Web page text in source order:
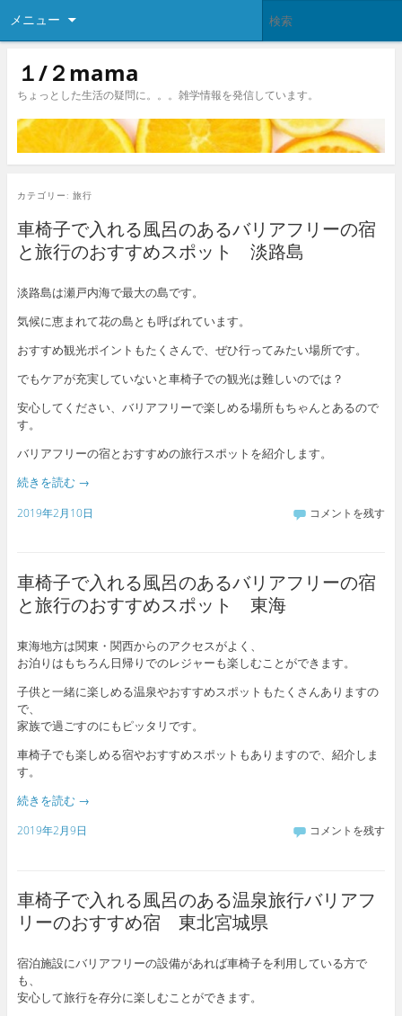
メニュー
１/２mama
ちょっとした生活の疑問に。。。雑学情報を発信しています。
カテゴリー: 旅行
車椅子で入れる風呂のあるバリアフリーの宿
と旅行のおすすめスポット 淡路島
淡路島は瀬戸内海で最大の島です。
気候に恵まれて花の島とも呼ばれています。
おすすめ観光ポイントもたくさんで、ぜひ行ってみたい場所です。
でもケアが充実していないと車椅子での観光は難しいのでは？
安心してください、バリアフリーで楽しめる場所もちゃんとあるので
す。
バリアフリーの宿とおすすめの旅行スポットを紹介します。
続きを読む →
2019年2月10日 コメントを残す
車椅子で入れる風呂のあるバリアフリーの宿
と旅行のおすすめスポット 東海
東海地方は関東・関西からのアクセスがよく、
お泊りはもちろん日帰りでのレジャーも楽しむことができます。
子供と一緒に楽しめる温泉やおすすめスポットもたくさんありますの
で、
家族で過ごすのにもピッタリです。
車椅子でも楽しめる宿やおすすめスポットもありますので、紹介しま
す。
続きを読む →
2019年2月9日 コメントを残す
車椅子で入れる風呂のある温泉旅行バリアフ
リーのおすすめ宿 東北宮城県
宿泊施設にバリアフリーの設備があれば車椅子を利用している方で
も、
安心して旅行を存分に楽しむことができます。